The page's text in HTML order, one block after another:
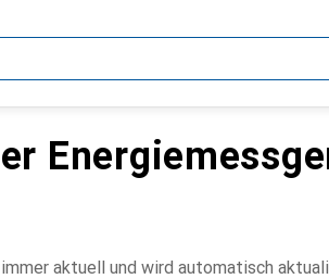
aktuell und wird automatisch